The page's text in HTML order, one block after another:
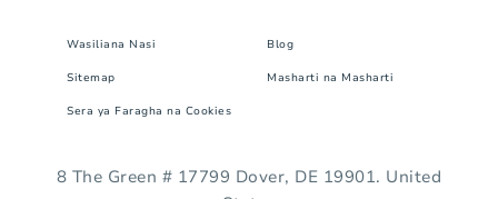
Wasiliana Nasi Blog
Sitemap Masharti na Masharti
Sera ya Faragha na Cookies
8 The Green # 17799 Dover, DE 19901. United